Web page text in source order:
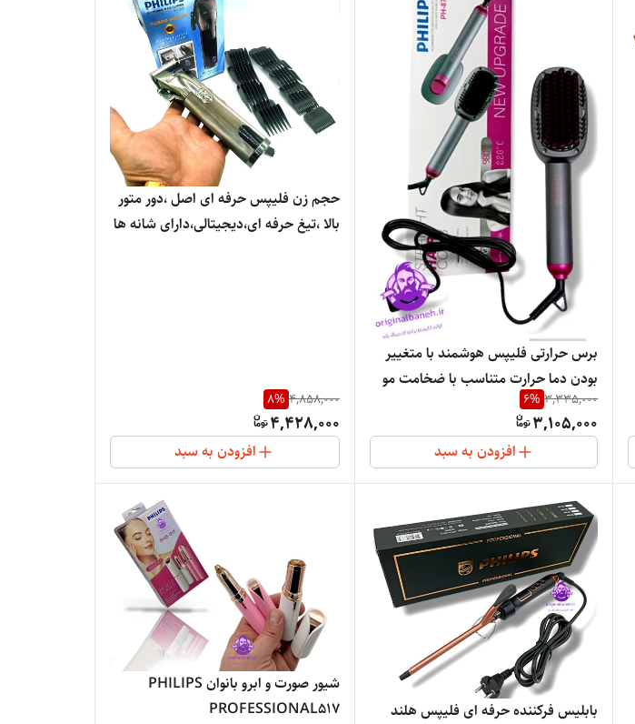
برس حرارتی فلیپس هوشمند با متغییر
بودن دما حرارت متناسب با ضخامت مو
PHILIPS 877
3,335,000
6%
3,105,000
افزودن به سبد
حجم زن فلیپس حرفه ای اصل ،دور متور
بالا ،تیغ حرفه ای،دیجیتالی،دارای شانه ها
4,858,000
8%
4,428,000
افزودن به سبد
بابلیس فرکننده حرفه ای فلیپس هلند
شیور صورت و ابرو بانوان PHILIPS
PROFESSIONAL517